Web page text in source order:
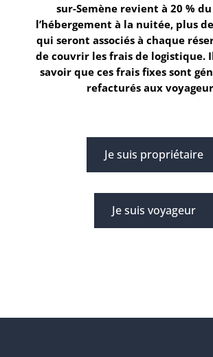
sur-Semènerevient à 20 %
l’hébergement à la nuitée, plus
qui seront associés à chaque
de couvrir les frais de logistique.
savoir que ces frais fixes sont
refacturés aux
Je suis propriétaire
Je suis voyageur